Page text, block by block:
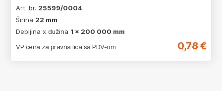
Art. br. 25599/0004
Širina 22 mm
Debljina x dužina 1 x 200 000 mm
VP cena za pravna lica sa PDV-om
0,78 €